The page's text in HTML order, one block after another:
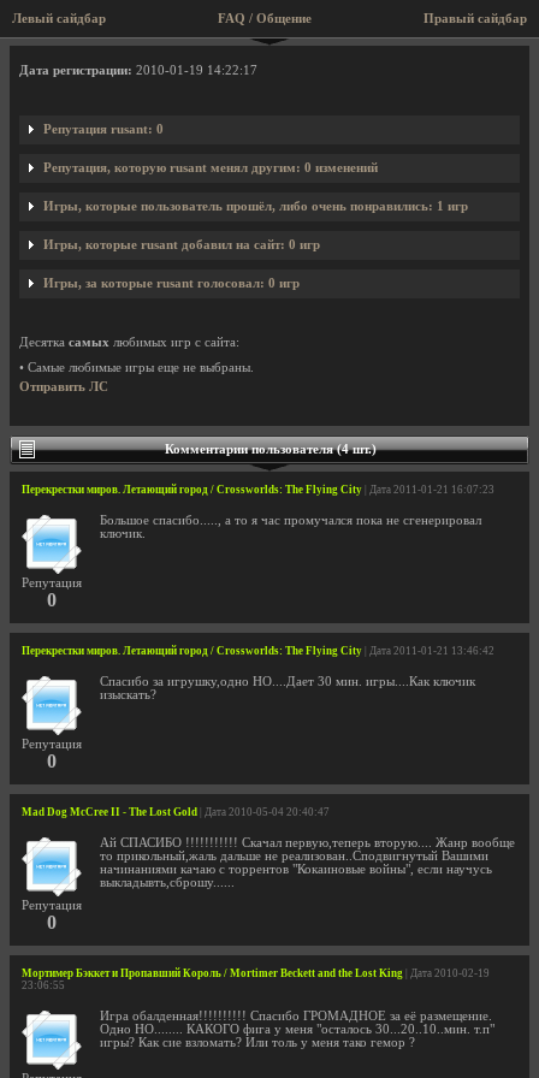
Левый сайдбар Правый сайдбар
FAQ / Общение
Профиль пользователя rusant
Дата регистрации: 2010-01-19 14:22:17
Репутация rusant: 0
Репутация, которую rusant менял другим: 0 изменений
Игры, которые пользователь прошёл, либо очень понравились: 1 игр
Игры, которые rusant добавил на сайт: 0 игр
Игры, за которые rusant голосовал: 0 игр
Десятка самых любимых игр с сайта:
• Самые любимые игры еще не выбраны.
Отправить ЛС
Комментарии пользователя (4 шт.)
Перекрестки миров. Летающий город / Crossworlds: The Flying City | Дата 2011-01-21 16:07:23
Репутация
0
Большое спасибо....., а то я час промучался пока не сгенерировал
ключик.
Перекрестки миров. Летающий город / Crossworlds: The Flying City | Дата 2011-01-21 13:46:42
Репутация
0
Спасибо за игрушку,одно НО....Дает 30 мин. игры....Как ключик
изыскать?
Mad Dog McCree II - The Lost Gold | Дата 2010-05-04 20:40:47
Репутация
0
Ай СПАСИБО !!!!!!!!!!! Скачал первую,теперь вторую.... Жанр вообще
то прикольный,жаль дальше не реализован..Сподвигнутый Вашими
начинаниями качаю с торрентов "Кокаиновые войны", если научусь
выкладывть,сброшу......
Мортимер Бэккет и Пропавший Король / Mortimer Beckett and the Lost King | Дата 2010-02-19
23:06:55
Игра обалденная!!!!!!!!!! Спасибо ГРОМАДНОЕ за её размещение.
Одно НО........ КАКОГО фига у меня "осталось 30...20..10..мин. т.п"
игры? Как сие взломать? Или толь у меня тако гемор ?